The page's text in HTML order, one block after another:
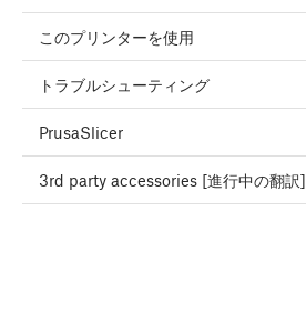
このプリンターを使用
トラブルシューティング
PrusaSlicer
3rd party accessories [進行中の翻訳]